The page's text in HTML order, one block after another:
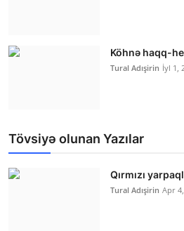
Köhnə haqq-
Tural Adışirin İyl 1,
Tövsiyə olunan Yazılar
Qırmızı
Tural Adışirin Apr